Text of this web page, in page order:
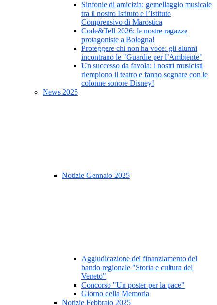
Sinfonie di amicizia: gemellaggio musicale
tra il nostro Istituto e l’Istituto
Comprensivo di Marostica
Code&Tell 2026: le nostre ragazze
protagoniste a Bologna!
Proteggere chi non ha voce: gli alunni
incontrano le "Guardie per l’Ambiente"
Un successo da favola: i nostri musicisti
riempiono il teatro e fanno sognare con le
colonne sonore Disney!
News 2025
Notizie Gennaio 2025
Aggiudicazione del finanziamento del
bando regionale "Storia e cultura del
Veneto"
Concorso "Un poster per la pace"
Giorno della Memoria
Notizie Febbraio 2025